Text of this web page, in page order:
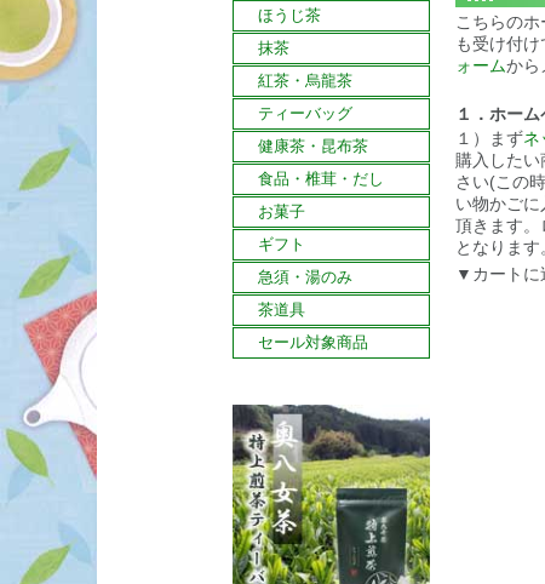
ほうじ茶
抹茶
紅茶・烏龍茶
ティーバッグ
健康茶・昆布茶
食品・椎茸・だし
お菓子
ギフト
急須・湯のみ
茶道具
セール対象商品
こちらの
も受け付
ォームから
１．ホー
１）まずネ
購入したい
さい(この
い物かご
頂きます。
となります
▼カートに